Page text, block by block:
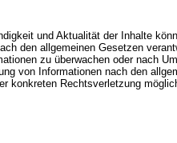
und Aktualität der Inhalte
den allgemeinen Gesetzen
zu überwachen oder nach
von Informationen nach den
Rechtsverletzung